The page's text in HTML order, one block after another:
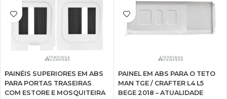
PAINÉIS SUPERIORES EM ABS
PARA PORTAS TRASEIRAS
COM ESTORE E MOSQUITEIRA
PAINEL EM ABS PARA O TETO
MAN TGE / CRAFTER L4 L5
BEGE 2018 – ATUALIDADE